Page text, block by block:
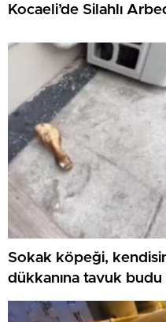
Kocaeli’de Silahlı
Sokak köpeği,
dükkanına tavuk budu